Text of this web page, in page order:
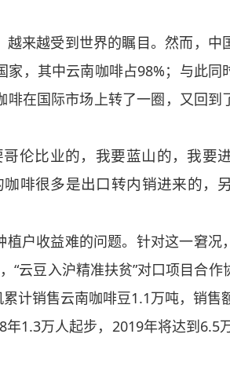
来越受到世界的瞩目。然而，中
，其中云南咖啡占98%；与此同
在国际市场上转了一圈，又回到
伦比业的，我要蓝山的，我要
啡很多是出口转内销进来的，
户收益难的问题。针对这一窘况
“云豆入沪精准扶贫”对口项目合作
计销售云南咖啡豆1.1万吨，销售
1.3万人起步，2019年将达到6.5